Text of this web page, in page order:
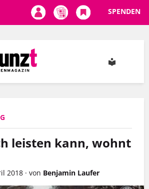
SPENDEN
leisten kann, wohnt
2018 · von Benjamin Laufer